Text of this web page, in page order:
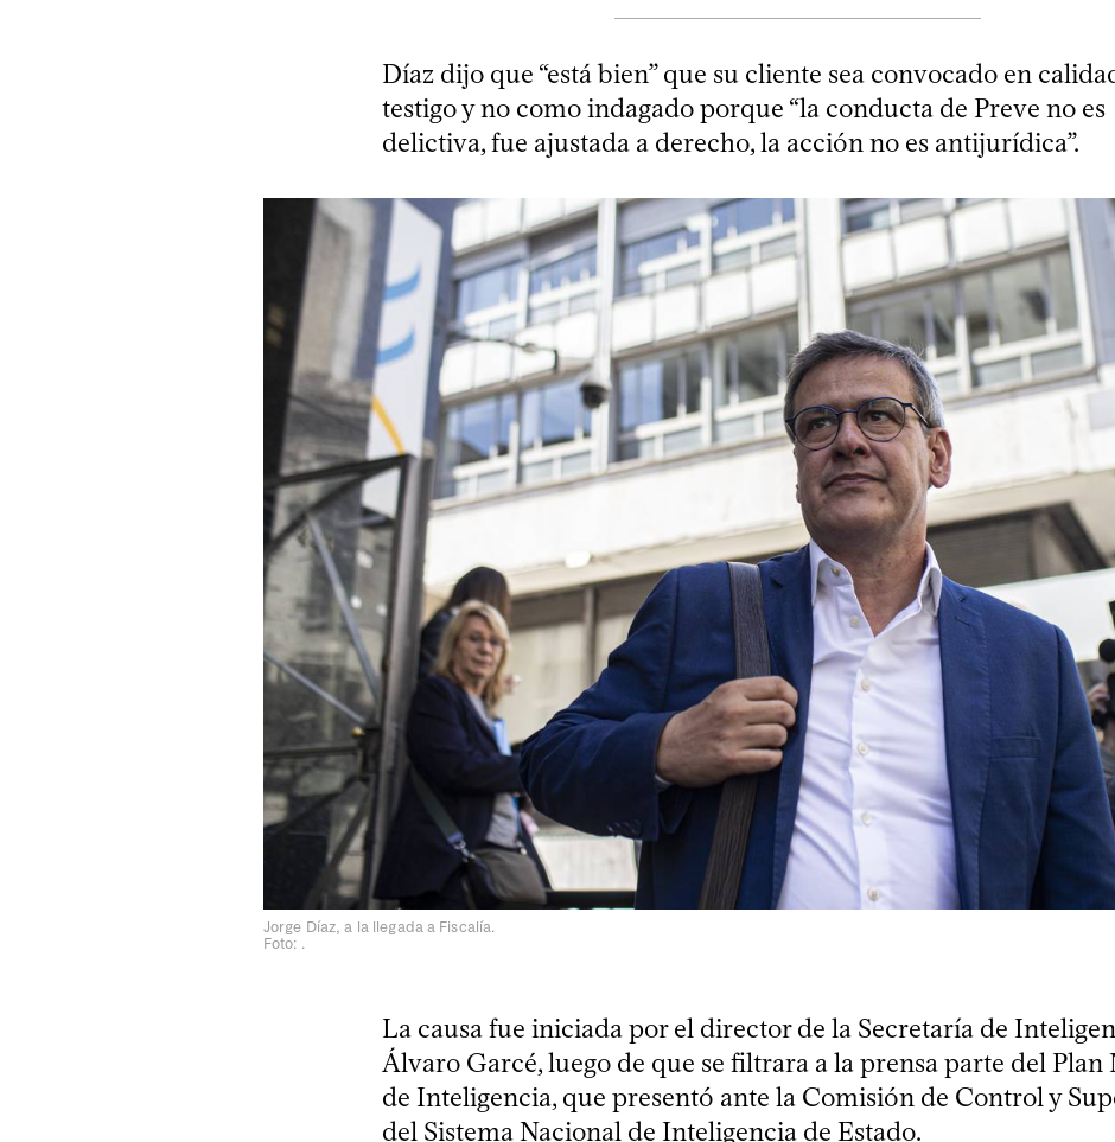
Díaz dijo que “está bien” que su cliente sea convocado en
testigo y no como indagado porque “la conducta de Preve no es
delictiva, fue ajustada a derecho, la acción no es antijurídica”.
Jorge Díaz, a la llegada a Fiscalía.
Foto: .
La causa fue iniciada por el director de la Secretaría de
Álvaro Garcé, luego de que se filtrara a la prensa parte del Plan
de Inteligencia, que presentó ante la Comisión de Control y
del Sistema Nacional de Inteligencia de Estado.